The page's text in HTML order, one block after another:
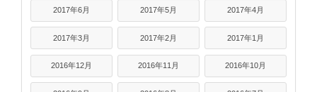
2017年6月 2017年5月 2017年4月
2017年3月 2017年2月 2017年1月
2016年12月 2016年11月 2016年10月